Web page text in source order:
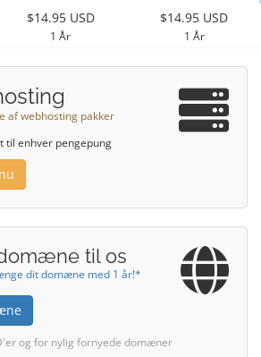
$14.95 USD
1 År
$14.95 USD
1 År
af webhosting pakker
til enhver pengepung
til os
dit domæne med 1 år!*
og for nylig fornyede domæner